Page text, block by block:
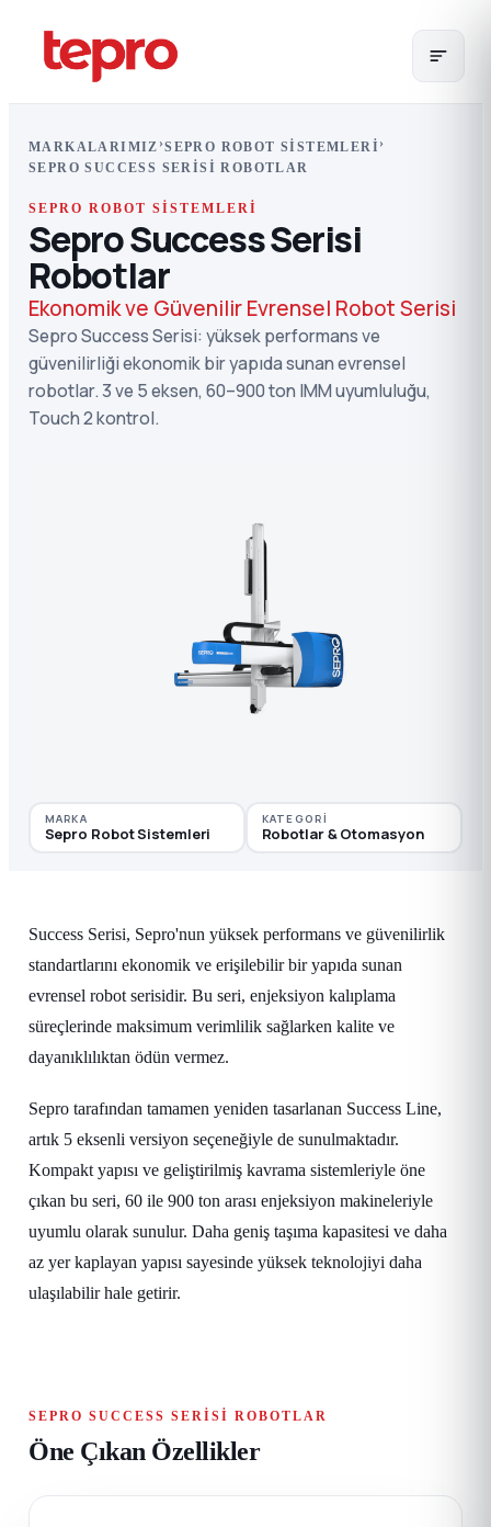
MARKALARIMIZ ›SEPRO ROBOT SISTEMLERI ›
SEPRO SUCCESS SERISI ROBOTLAR
SEPRO ROBOT SISTEMLERI
Sepro Success Serisi
Robotlar
Ekonomik ve Güvenilir Evrensel Robot Serisi
Sepro Success Serisi: yüksek performans ve
güvenilirliği ekonomik bir yapıda sunan evrensel
robotlar. 3 ve 5 eksen, 60–900 ton IMM uyumluluğu,
Touch 2 kontrol.
MARKA
Sepro Robot Sistemleri
KATEGORI
Robotlar & Otomasyon
Success Serisi, Sepro'nun yüksek performans ve güvenilirlik
standartlarını ekonomik ve erişilebilir bir yapıda sunan
evrensel robot serisidir. Bu seri, enjeksiyon kalıplama
süreçlerinde maksimum verimlilik sağlarken kalite ve
dayanıklılıktan ödün vermez.
Sepro tarafından tamamen yeniden tasarlanan Success Line,
artık 5 eksenli versiyon seçeneğiyle de sunulmaktadır.
Kompakt yapısı ve geliştirilmiş kavrama sistemleriyle öne
çıkan bu seri, 60 ile 900 ton arası enjeksiyon makineleriyle
uyumlu olarak sunulur. Daha geniş taşıma kapasitesi ve daha
az yer kaplayan yapısı sayesinde yüksek teknolojiyi daha
ulaşılabilir hale getirir.
SEPRO SUCCESS SERISI ROBOTLAR
Öne Çıkan Özellikler